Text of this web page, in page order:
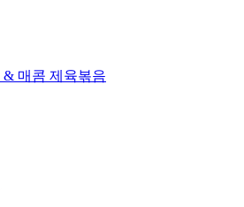
매콤 제육볶음